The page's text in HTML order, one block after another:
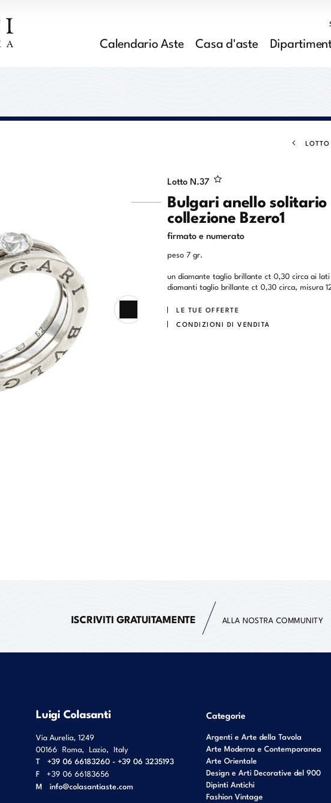
Calendario Aste Casa d'aste
LOTTO
Lotto N.37
Bulgari anello solitario
collezione Bzero1
firmato e numerato
peso 7 gr.
un diamante taglio brillante ct 0,30 circa ai lati
diamanti taglio brillante ct 0,30 circa, misura
LE TUE OFFERTE
CONDIZIONI DI VENDITA
ISCRIVITI GRATUITAMENTE ALLA NOSTRA COMMUNITY
Luigi Colasanti
Via Aurelia, 1249
00166 Roma, Lazio, Italy
T
+39 06 66183260 - +39 06 3235193
F
+39 06 66183656
M info@colasantiaste.com
Categorie
Argenti e Arte della Tavola
Arte Moderna e Contemporanea
Arte Orientale
Design e Arti Decorative del 900
Dipinti Antichi
Fashion Vintage